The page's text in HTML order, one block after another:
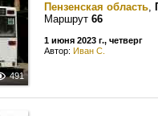
491
Пензенская область,
Маршрут 66
1 июня 2023 г., четверг
Автор: Иван С.